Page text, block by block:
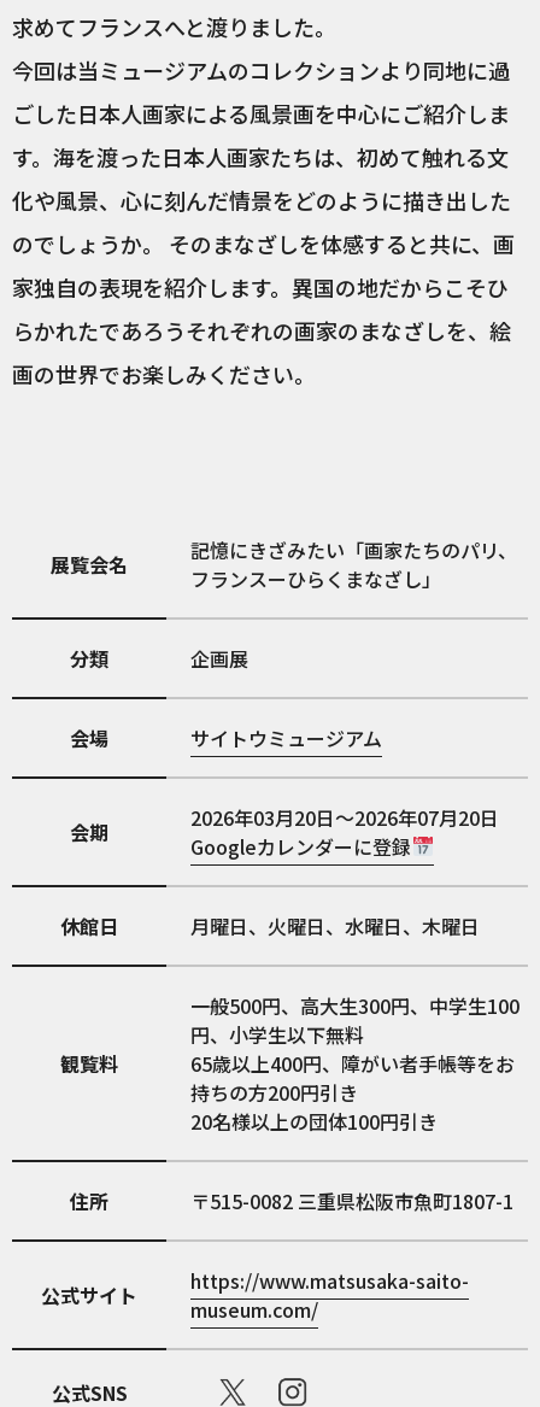
求めてフランスへと渡りました。
今回は当ミュージアムのコレクションより同地に過
ごした日本人画家による風景画を中心にご紹介しま
す。海を渡った日本人画家たちは、初めて触れる文
化や風景、心に刻んだ情景をどのように描き出した
のでしょうか。 そのまなざしを体感すると共に、画
家独自の表現を紹介します。異国の地だからこそひ
らかれたであろうそれぞれの画家のまなざしを、絵
画の世界でお楽しみください。
展覧会名
記憶にきざみたい「画家たちのパリ、
フランスーひらくまなざし」
分類 企画展
会場 サイトウミュージアム
会期
2026年03月20日～2026年07月20日
Googleカレンダーに登録
休館日 月曜日、火曜日、水曜日、木曜日
観覧料
一般500円、高大生300円、中学生100
円、小学生以下無料
65歳以上400円、障がい者手帳等をお
持ちの方200円引き
20名様以上の団体100円引き
住所 515-0082 三重県松阪市魚町1807-1
公式サイト
https://www.matsusaka-saito-
museum.com/
公式SNS